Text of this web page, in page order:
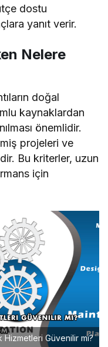
dostu
yanıt verir.
Nelere
doğal
kaynaklardan
önemlidir.
projeleri ve
Bu kriterler, uzun
için
Güvenilir mi?